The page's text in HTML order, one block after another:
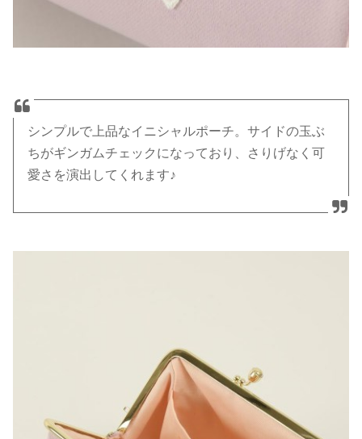
シンプルで上品なイニシャルポーチ。サイドの玉ぶ
ちがギンガムチェックになっており、さりげなく可
愛さを演出してくれます♪